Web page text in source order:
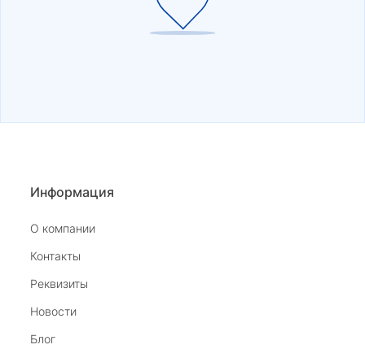
Информация
О компании
Контакты
Реквизиты
Новости
Блог